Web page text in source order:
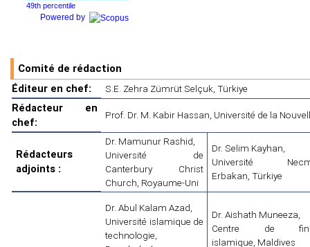
49th percentile
Powered by
Comité de rédaction
Éditeur en chef:
S.E. Zehra Zümrüt Selçuk, Türkiye
Rédacteur en
chef:
Prof. Dr. M. Kabir Hassan, Université de la
Rédacteurs
adjoints :
Dr. Mamunur Rashid,
Université de
Canterbury Christ
Church, Royaume-Uni
Dr. Selim Kayhan,
Université
Erbakan, Türkiye
Dr. Abul Kalam Azad,
Université islamique de
technologie,
Dr. Aishath Muneeza,
Centre de
islamique, Maldives